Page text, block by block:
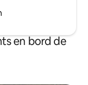
en bord de